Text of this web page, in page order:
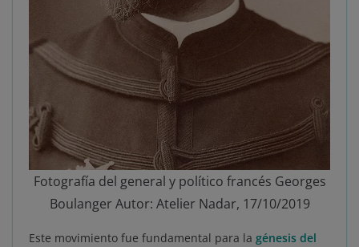
Fotografía del general y político francés Georges
Boulanger Autor: Atelier Nadar, 17/10/2019
Este movimiento fue fundamental para la génesis del